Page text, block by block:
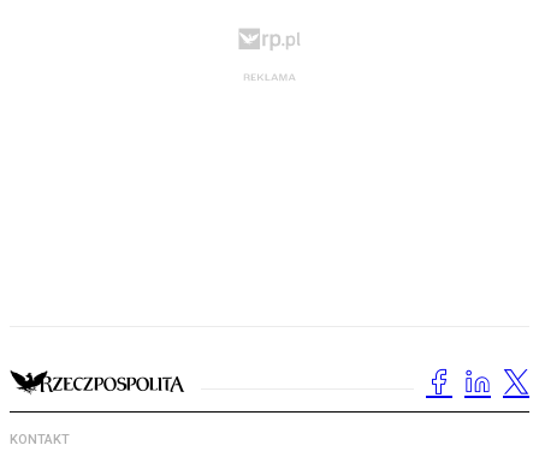
KONTAKT